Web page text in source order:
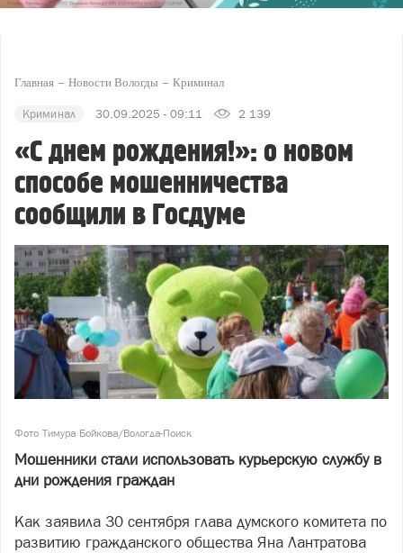
Главная Новости Вологды Криминал
Криминал 30.09.2025 - 09:11 2 139
«С днем рождения!»: о новом
способе мошенничества
сообщили в Госдуме
Фото Тимура Бойкова/Вологда-Поиск
Мошенники стали использовать курьерскую службу в
дни рождения граждан
Как заявила 30 сентября глава думского комитета по
развитию гражданского общества Яна Лантратова